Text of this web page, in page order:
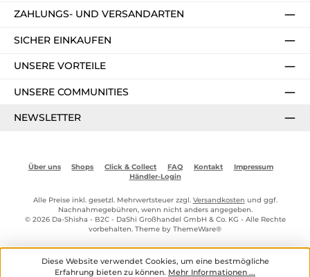
ZAHLUNGS- UND VERSANDARTEN
SICHER EINKAUFEN
UNSERE VORTEILE
UNSERE COMMUNITIES
NEWSLETTER
Über uns Shops Click & Collect FAQ Kontakt
Impressum
Händler-Login
Alle Preise inkl. gesetzl. Mehrwertsteuer zzgl. Versandkosten und ggf.
Nachnahmegebühren, wenn nicht anders angegeben.
© 2026 Da-Shisha - B2C - DaShi Großhandel GmbH & Co. KG - Alle Rechte
vorbehalten. Theme by ThemeWare®
Diese Website verwendet Cookies, um eine bestmögliche
Erfahrung bieten zu können. Mehr Informationen ...